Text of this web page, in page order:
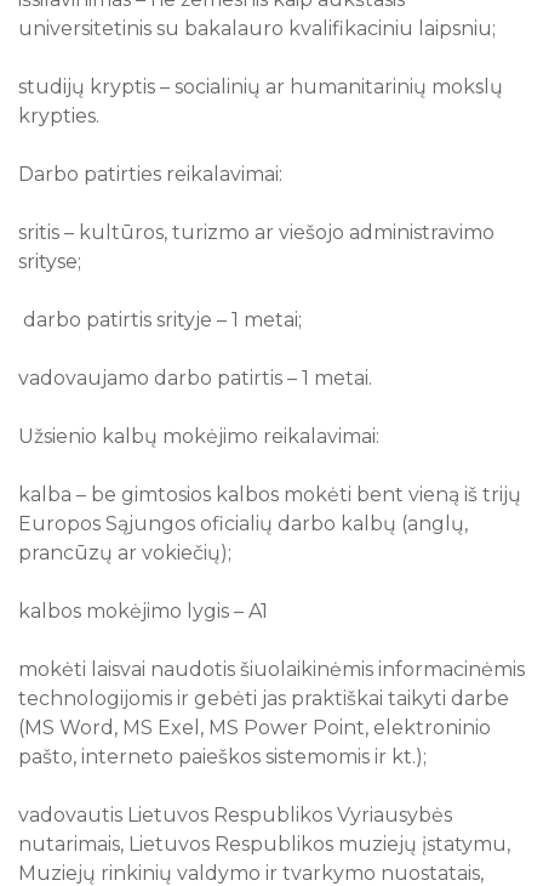
10 11 12 13 14 15
universitetinis su bakalauro kvalifikaciniu laipsniu;
studijų kryptis – socialinių ar humanitarinių mokslų
krypties.
Darbo patirties reikalavimai:
sritis – kultūros, turizmo ar viešojo administravimo
srityse;
darbo patirtis srityje – 1 metai;
vadovaujamo darbo patirtis – 1 metai.
Užsienio kalbų mokėjimo reikalavimai:
kalba – be gimtosios kalbos mokėti bent vieną iš trijų
Europos Sąjungos oficialių darbo kalbų (anglų,
prancūzų ar vokiečių);
kalbos mokėjimo lygis – A1
mokėti laisvai naudotis šiuolaikinėmis informacinėmis
technologijomis ir gebėti jas praktiškai taikyti darbe
(MS Word, MS Exel, MS Power Point, elektroninio
pašto, interneto paieškos sistemomis ir kt.);
vadovautis Lietuvos Respublikos Vyriausybės
nutarimais, Lietuvos Respublikos muziejų įstatymu,
Muziejų rinkinių valdymo ir tvarkymo nuostatais,